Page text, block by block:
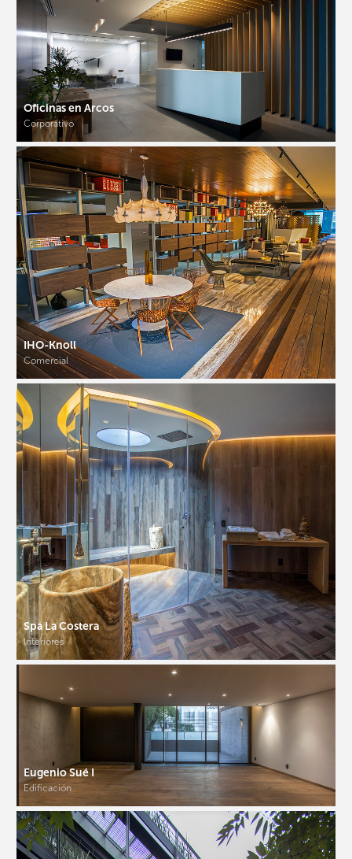
Oficinas en Arcos
Corporativo
IHO-Knoll
Comercial
Spa La Costera
Interiores
Eugenio Sué I
Edificación